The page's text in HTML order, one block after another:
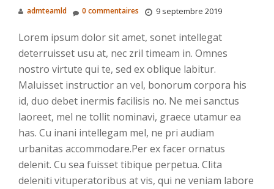
admteamld 9 septembre 2019
0 commentaires
Lorem ipsum dolor sit amet, sonet intellegat
deterruisset usu at, nec zril timeam in. Omnes
nostro virtute qui te, sed ex oblique labitur.
Maluisset instructior an vel, bonorum corpora his
id, duo debet inermis facilisis no. Ne mei sanctus
laoreet, mel ne tollit nominavi, graece utamur ea
has. Cu inani intellegam mel, ne pri audiam
urbanitas accommodare.Per ex facer ornatus
delenit. Cu sea fuisset tibique perpetua. Clita
deleniti vituperatoribus at vis, qui ne veniam labore